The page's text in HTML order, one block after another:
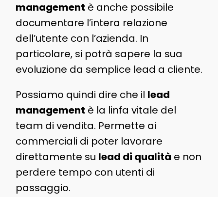
management è anche possibile
documentare l’intera relazione
dell’utente con l’azienda. In
particolare, si potrà sapere la sua
evoluzione da semplice lead a cliente.
Possiamo quindi dire che il lead
management è la linfa vitale del
team di vendita. Permette ai
commerciali di poter lavorare
direttamente su lead di qualità e non
perdere tempo con utenti di
passaggio.